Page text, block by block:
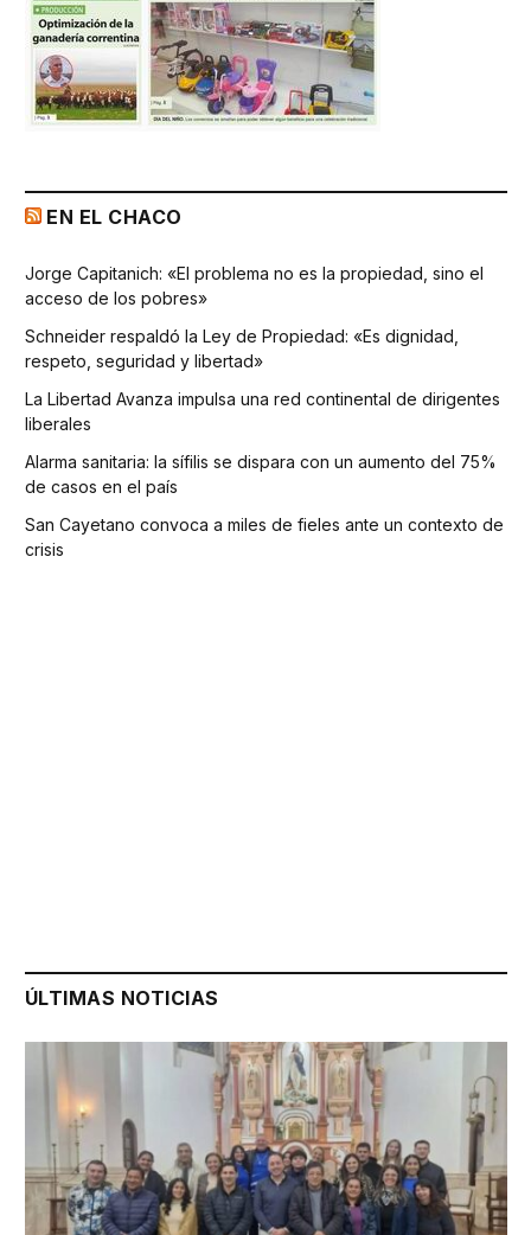
EN EL CHACO
Jorge Capitanich: «El problema no es la propiedad, sino el
acceso de los pobres»
Schneider respaldó la Ley de Propiedad: «Es dignidad,
respeto, seguridad y libertad»
La Libertad Avanza impulsa una red continental de dirigentes
liberales
Alarma sanitaria: la sífilis se dispara con un aumento del 75%
de casos en el país
San Cayetano convoca a miles de fieles ante un contexto de
crisis
ÚLTIMAS NOTICIAS